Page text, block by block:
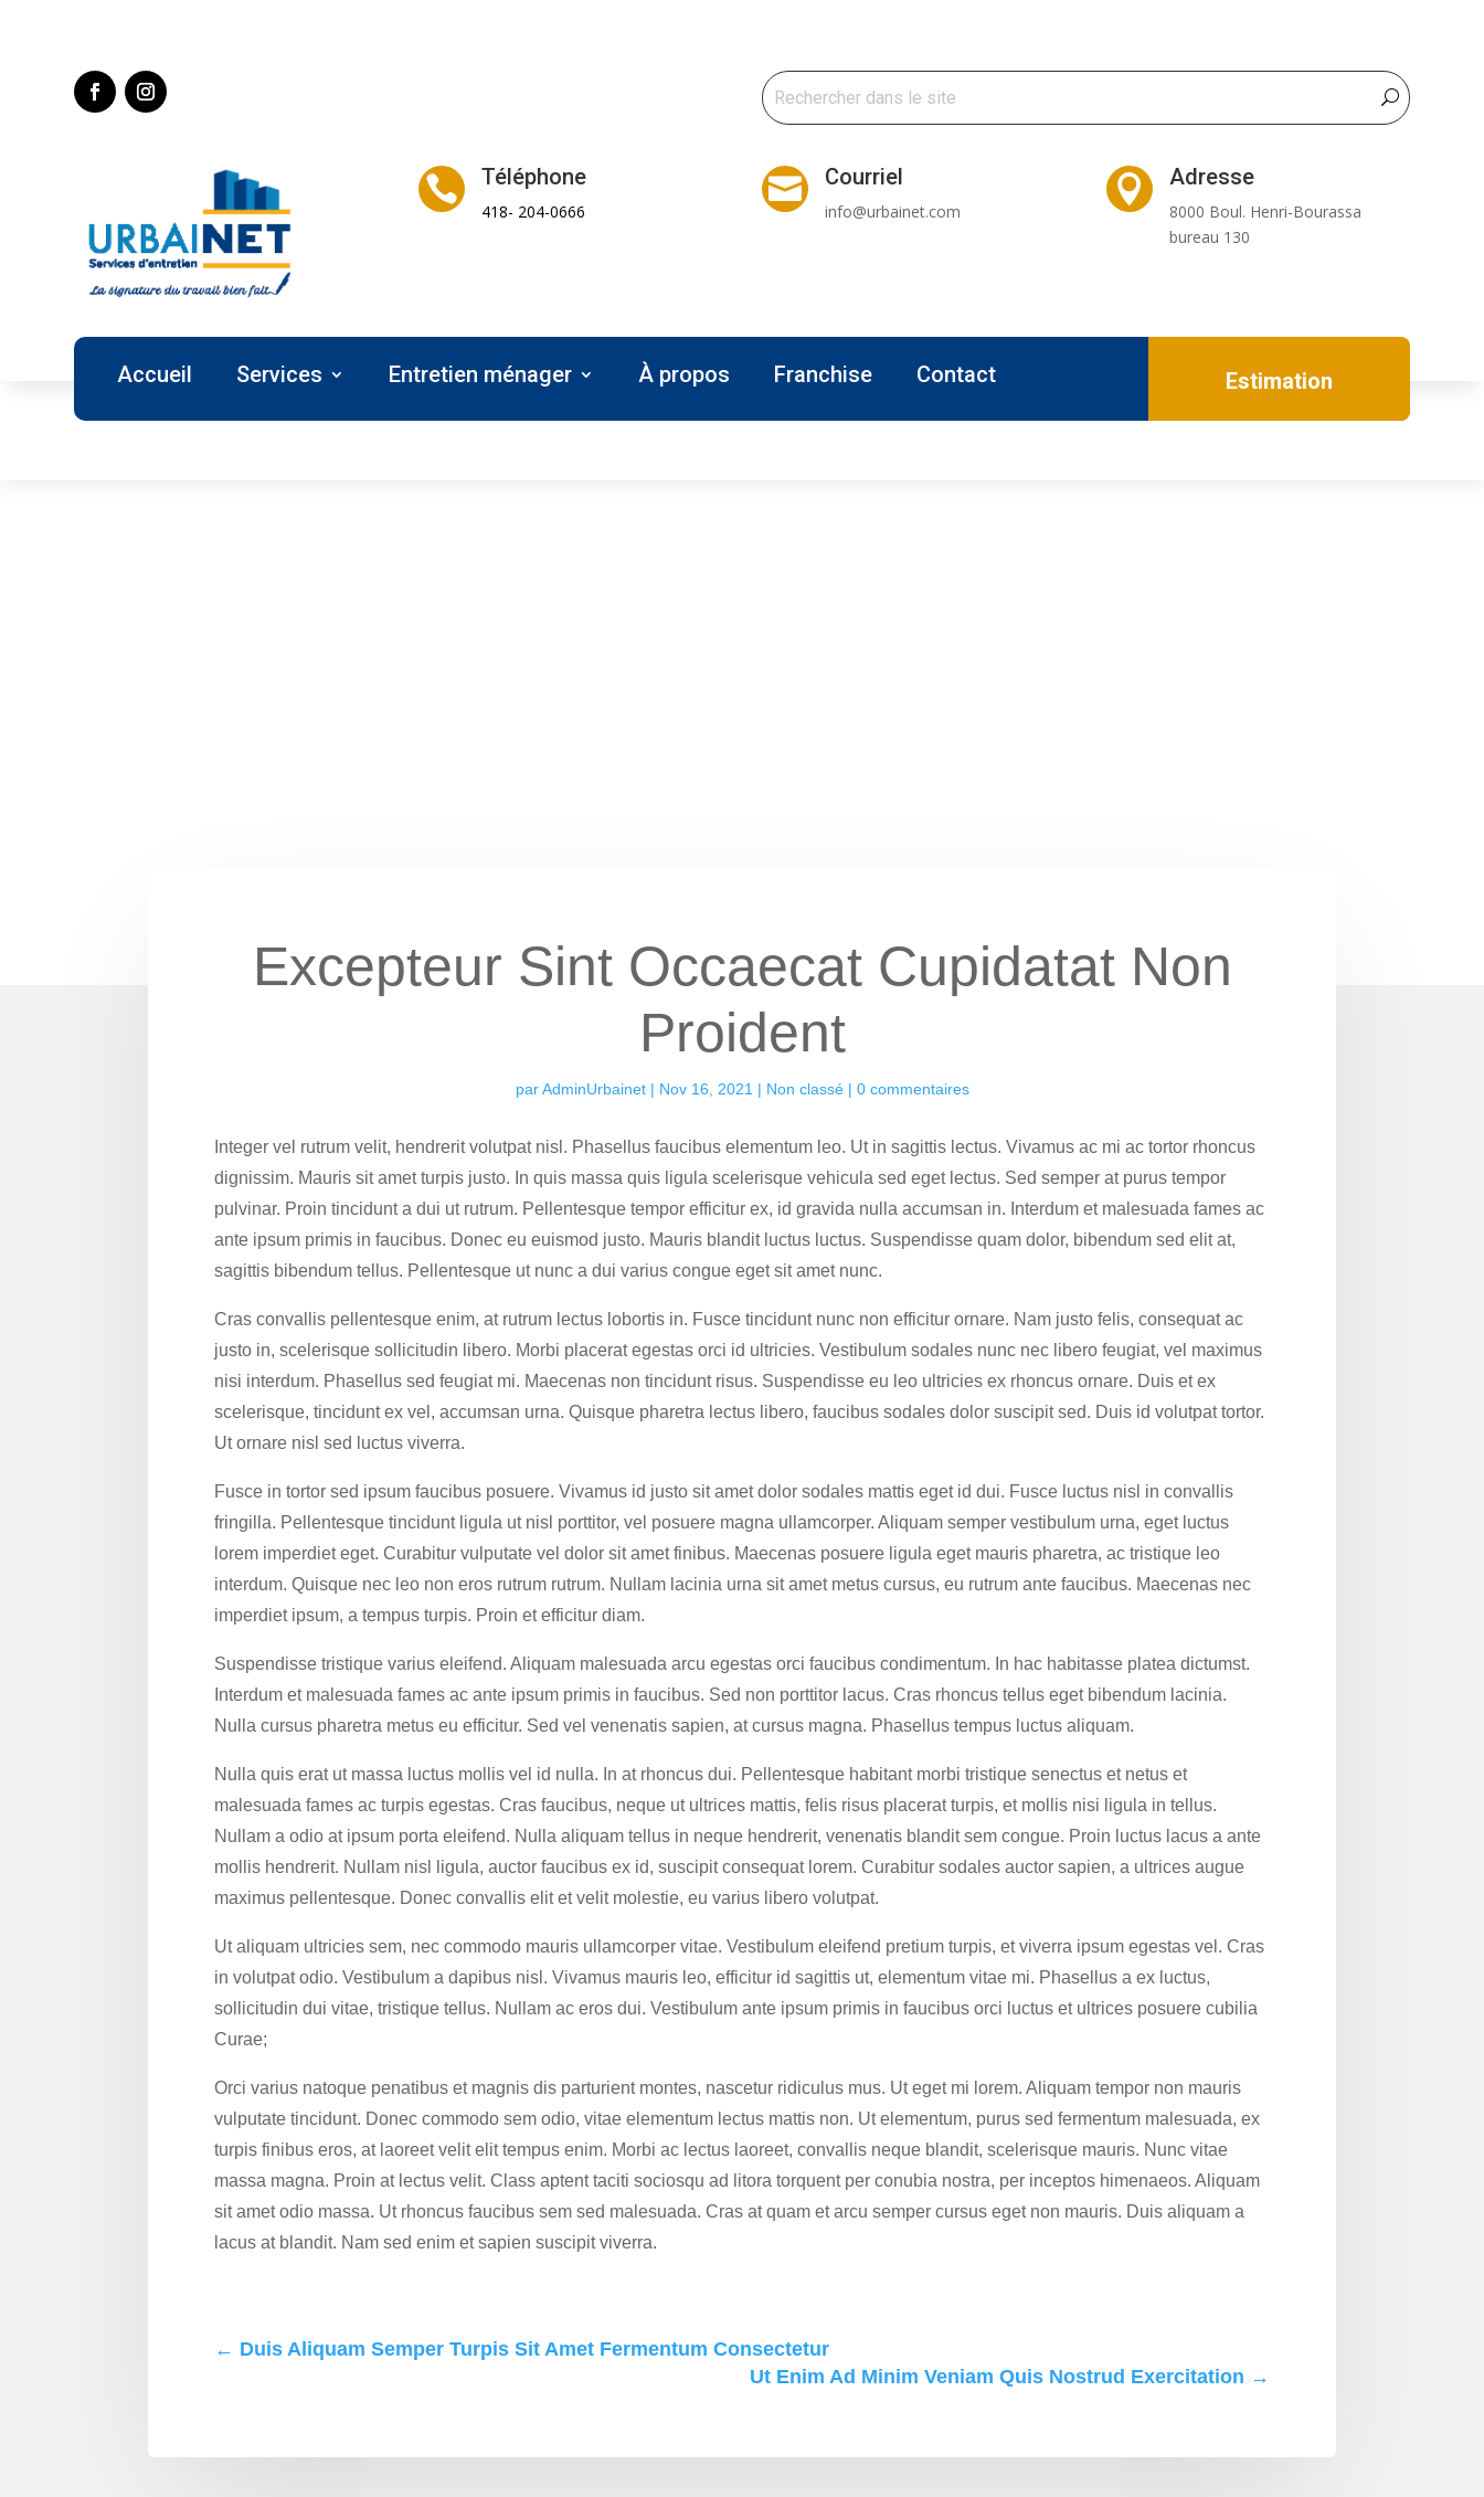
 Téléphone
418- 204-0666
 Courriel
info@urbainet.com
 Adresse
8000 Boul. Henri-Bourassa
bureau 130
Accueil Services Entretien ménager À propos Franchise Contact Estimation
Excepteur Sint Occaecat Cupidatat Non
Proident
parAdminUrbainet| Nov 16, 2021 | Non classé| 0 commentaires
Integer vel rutrum velit, hendrerit volutpat nisl. Phasellus faucibus elementum leo. Ut in sagittis lectus. Vivamus ac mi ac tortor rhoncus
dignissim. Mauris sit amet turpis justo. In quis massa quis ligula scelerisque vehicula sed eget lectus. Sed semper at purus tempor
pulvinar. Proin tincidunt a dui ut rutrum. Pellentesque tempor efficitur ex, id gravida nulla accumsan in. Interdum et malesuada fames ac
ante ipsum primis in faucibus. Donec eu euismod justo. Mauris blandit luctus luctus. Suspendisse quam dolor, bibendum sed elit at,
sagittis bibendum tellus. Pellentesque ut nunc a dui varius congue eget sit amet nunc.
Cras convallis pellentesque enim, at rutrum lectus lobortis in. Fusce tincidunt nunc non efficitur ornare. Nam justo felis, consequat ac
justo in, scelerisque sollicitudin libero. Morbi placerat egestas orci id ultricies. Vestibulum sodales nunc nec libero feugiat, vel maximus
nisi interdum. Phasellus sed feugiat mi. Maecenas non tincidunt risus. Suspendisse eu leo ultricies ex rhoncus ornare. Duis et ex
scelerisque, tincidunt ex vel, accumsan urna. Quisque pharetra lectus libero, faucibus sodales dolor suscipit sed. Duis id volutpat tortor.
Ut ornare nisl sed luctus viverra.
Fusce in tortor sed ipsum faucibus posuere. Vivamus id justo sit amet dolor sodales mattis eget id dui. Fusce luctus nisl in convallis
fringilla. Pellentesque tincidunt ligula ut nisl porttitor, vel posuere magna ullamcorper. Aliquam semper vestibulum urna, eget luctus
lorem imperdiet eget. Curabitur vulputate vel dolor sit amet finibus. Maecenas posuere ligula eget mauris pharetra, ac tristique leo
interdum. Quisque nec leo non eros rutrum rutrum. Nullam lacinia urna sit amet metus cursus, eu rutrum ante faucibus. Maecenas nec
imperdiet ipsum, a tempus turpis. Proin et efficitur diam.
Suspendisse tristique varius eleifend. Aliquam malesuada arcu egestas orci faucibus condimentum. In hac habitasse platea dictumst.
Interdum et malesuada fames ac ante ipsum primis in faucibus. Sed non porttitor lacus. Cras rhoncus tellus eget bibendum lacinia.
Nulla cursus pharetra metus eu efficitur. Sed vel venenatis sapien, at cursus magna. Phasellus tempus luctus aliquam.
Nulla quis erat ut massa luctus mollis vel id nulla. In at rhoncus dui. Pellentesque habitant morbi tristique senectus et netus et
malesuada fames ac turpis egestas. Cras faucibus, neque ut ultrices mattis, felis risus placerat turpis, et mollis nisi ligula in tellus.
Nullam a odio at ipsum porta eleifend. Nulla aliquam tellus in neque hendrerit, venenatis blandit sem congue. Proin luctus lacus a ante
mollis hendrerit. Nullam nisl ligula, auctor faucibus ex id, suscipit consequat lorem. Curabitur sodales auctor sapien, a ultrices augue
maximus pellentesque. Donec convallis elit et velit molestie, eu varius libero volutpat.
Ut aliquam ultricies sem, nec commodo mauris ullamcorper vitae. Vestibulum eleifend pretium turpis, et viverra ipsum egestas vel. Cras
in volutpat odio. Vestibulum a dapibus nisl. Vivamus mauris leo, efficitur id sagittis ut, elementum vitae mi. Phasellus a ex luctus,
sollicitudin dui vitae, tristique tellus. Nullam ac eros dui. Vestibulum ante ipsum primis in faucibus orci luctus et ultrices posuere cubilia
Curae;
Orci varius natoque penatibus et magnis dis parturient montes, nascetur ridiculus mus. Ut eget mi lorem. Aliquam tempor non mauris
vulputate tincidunt. Donec commodo sem odio, vitae elementum lectus mattis non. Ut elementum, purus sed fermentum malesuada, ex
turpis finibus eros, at laoreet velit elit tempus enim. Morbi ac lectus laoreet, convallis neque blandit, scelerisque mauris. Nunc vitae
massa magna. Proin at lectus velit. Class aptent taciti sociosqu ad litora torquent per conubia nostra, per inceptos himenaeos. Aliquam
sit amet odio massa. Ut rhoncus faucibus sem sed malesuada. Cras at quam et arcu semper cursus eget non mauris. Duis aliquam a
lacus at blandit. Nam sed enim et sapien suscipit viverra.
← Duis Aliquam Semper Turpis Sit Amet Fermentum Consectetur
Ut Enim Ad Minim Veniam Quis Nostrud Exercitation →